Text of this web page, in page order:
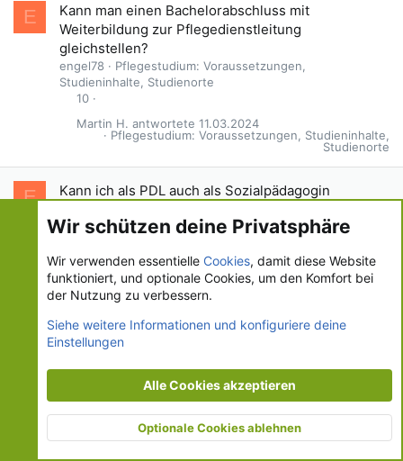
E
Kann man einen Bachelorabschluss mit
Weiterbildung zur Pflegedienstleitung
gleichstellen?
engel78
Pflegestudium: Voraussetzungen,
Studieninhalte, Studienorte
10
Pflegestudium: Voraussetzungen, Studieninhalte,
Studienorte
11.03.2024
Martin H.
E
Kann ich als PDL auch als Sozialpädagogin
engel78
Talk, Talk, Talk
Talk, Talk, Talk
BlueskyLinkedInRedditPinterest
Cookies ks.de - UI.X 2-Style
Deutsch [Du]
Kontakt
Nutzungsbedingungen Datenschutz
Wir schützen deine Privatsphäre
Wir verwenden essentielle Cookies, damit diese Website
funktioniert, und optionale Cookies, um den Komfort bei
der Nutzung zu verbessern.
Siehe weitere Informationen und konfiguriere deine
Einstellungen
Alle Cookies akzeptieren
Optionale Cookies ablehnen